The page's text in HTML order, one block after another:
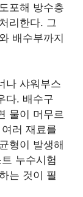
포해 방수층
리한다. 그
배수부까지
나 샤워부스
다. 배수구
물이 머무르
러 재료를
형이 발생해
누수시험
는 것이 필